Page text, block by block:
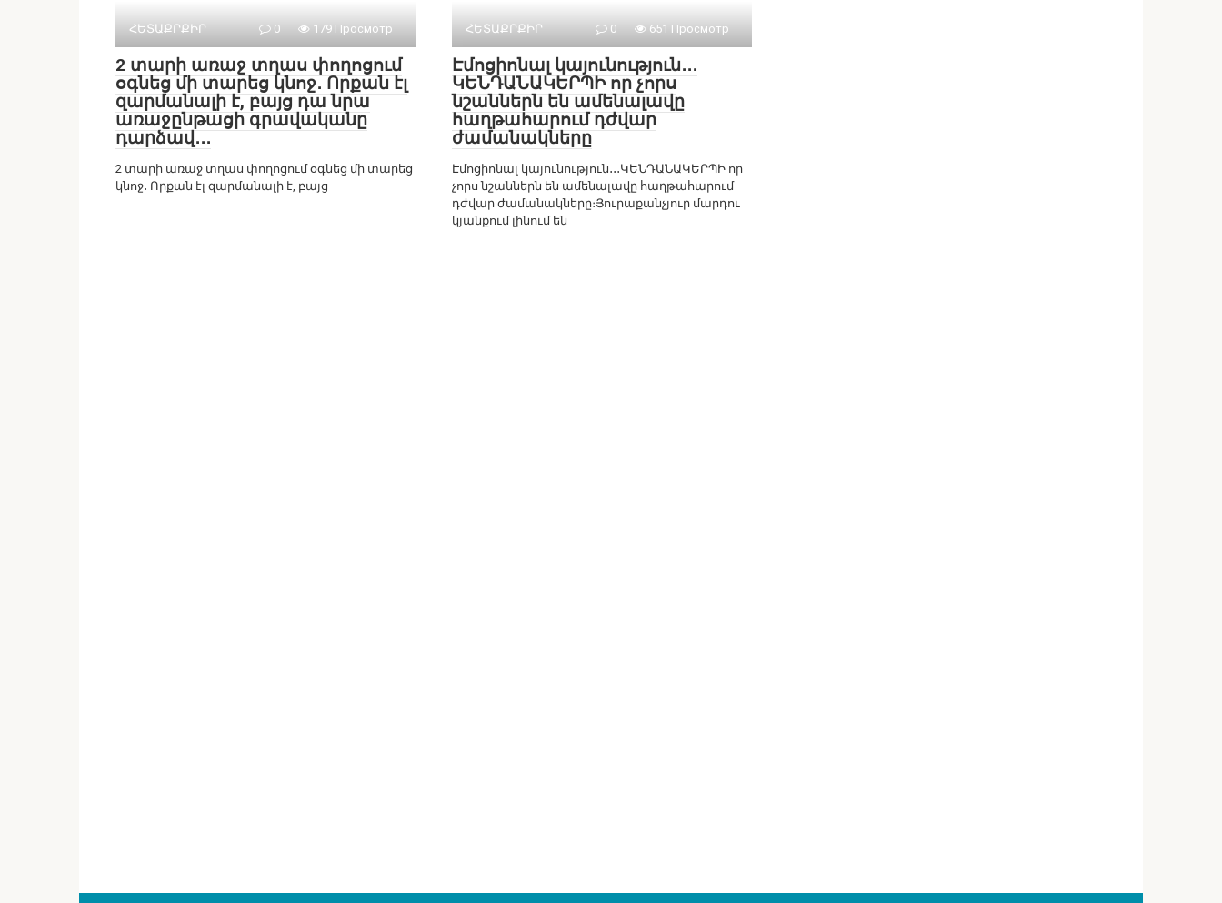
ՀԵՏԱՔՐՔԻՐ 0 179 Просмотр
2 տարի առաջ տղաս փողոցում
օգնեց մի տարեց կնոջ․ Որքան էլ
զարմանալի է, բայց դա նրա
առաջընթացի գրավականը
դարձավ․․․
2 տարի առաջ տղաս փողոցում օգնեց մի տարեց
կնոջ․ Որքան էլ զարմանալի է, բայց
ՀԵՏԱՔՐՔԻՐ 0 651 Просмотр
Էմոցիոնալ կայունություն․․․
ԿԵՆԴԱՆԱԿԵՐՊԻ որ չորս
նշաններն են ամենալավը
հաղթահարում դժվար
ժամանակները
Էմոցիոնալ կայունություն․․․ԿԵՆԴԱՆԱԿԵՐՊԻ որ
չորս նշաններն են ամենալավը հաղթահարում
դժվար ժամանակները։Յուրաքանչյուր մարդու
կյանքում լինում են